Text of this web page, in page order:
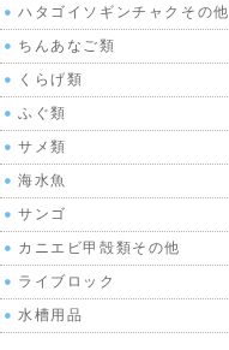
ハタゴイソギンチャクその他
ちんあなご類
くらげ類
ふぐ類
サメ類
海水魚
サンゴ
カニエビ甲殻類その他
ライブロック
水槽用品